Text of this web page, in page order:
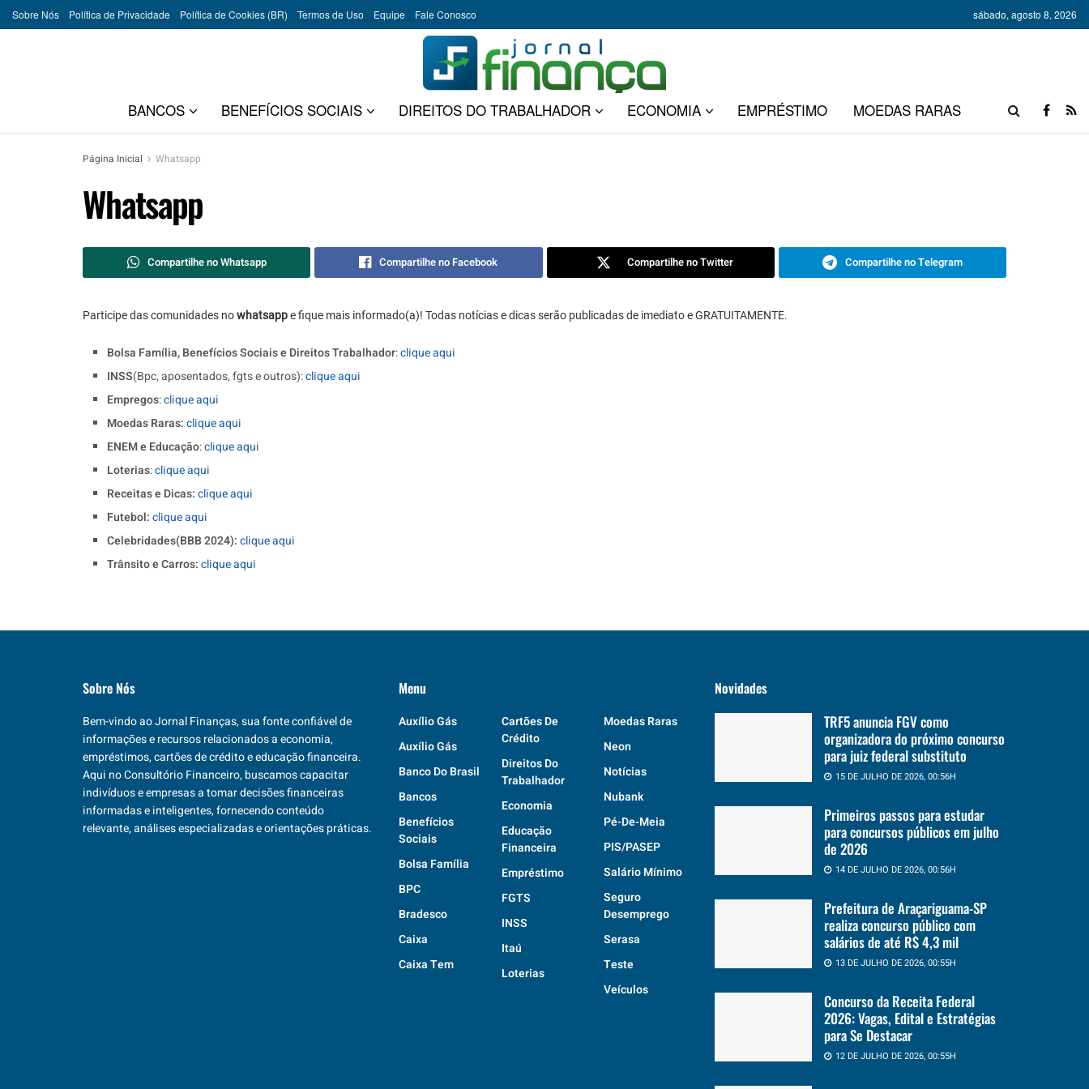
Sobre Nós Política de Privacidade Política de Cookies (BR) Termos de Uso Equipe Fale Conosco sábado, agosto 8, 2026
BANCOS BENEFÍCIOS SOCIAIS DIREITOS DO TRABALHADOR ECONOMIA EMPRÉSTIMO MOEDAS RARAS
Página Inicial Whatsapp
Whatsapp
Compartilhe no Whatsapp Compartilhe no Facebook Compartilhe no Twitter Compartilhe no Telegram
Participe das comunidades nowhatsappe fique mais informado(a)! Todas notícias e dicas serão publicadas de imediato e GRATUITAMENTE.
Bolsa Família, Benefícios Sociais e Direitos Trabalhador:clique aqui
INSS(Bpc, aposentados, fgts e outros):clique aqui
Empregos:clique aqui
Moedas Raras:clique aqui
ENEM e Educação:clique aqui
Loterias:clique aqui
Receitas e Dicas:clique aqui
Futebol:clique aqui
Celebridades(BBB 2024):clique aqui
Trânsito e Carros:clique aqui
Sobre Nós
Bem-vindo ao Jornal Finanças, sua fonte confiável de
informações e recursos relacionados a economia,
empréstimos, cartões de crédito e educação financeira.
Aqui no Consultório Financeiro, buscamos capacitar
indivíduos e empresas a tomar decisões financeiras
informadas e inteligentes, fornecendo conteúdo
relevante, análises especializadas e orientações práticas.
Menu
Auxílio Gás
Auxílio Gás
Banco Do Brasil
Bancos
Benefícios
Sociais
Bolsa Família
BPC
Bradesco
Caixa
Caixa Tem
Cartões De
Crédito
Direitos Do
Trabalhador
Economia
Educação
Financeira
Empréstimo
FGTS
INSS
Itaú
Loterias
Moedas Raras
Neon
Notícias
Nubank
Pé-De-Meia
PIS/PASEP
Salário Mínimo
Seguro
Desemprego
Serasa
Teste
Veículos
Novidades
TRF5 anuncia FGV como
organizadora do próximo concurso
para juiz federal substituto
15 DE JULHO DE 2026, 00:56H
Primeiros passos para estudar
para concursos públicos em julho
de 2026
14 DE JULHO DE 2026, 00:56H
Prefeitura de Araçariguama-SP
realiza concurso público com
salários de até R$ 4,3 mil
13 DE JULHO DE 2026, 00:55H
Concurso da Receita Federal
2026: Vagas, Edital e Estratégias
para Se Destacar
12 DE JULHO DE 2026, 00:55H